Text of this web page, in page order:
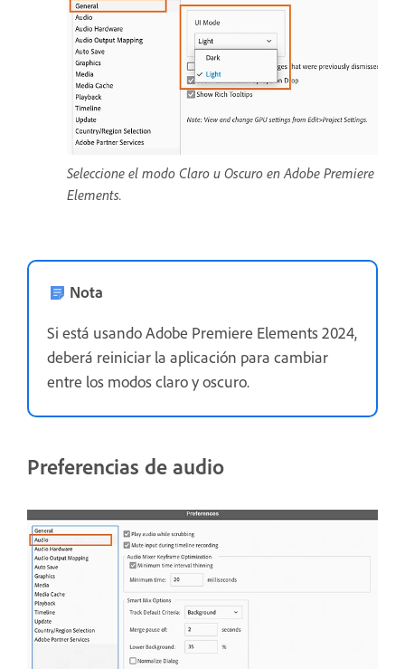
Seleccione el modo Claro u Oscuro en Adobe Premiere
Elements.
Nota
Si está usando Adobe Premiere Elements 2024,
deberá reiniciar la aplicación para cambiar
entre los modos claro y oscuro.
Preferencias de audio